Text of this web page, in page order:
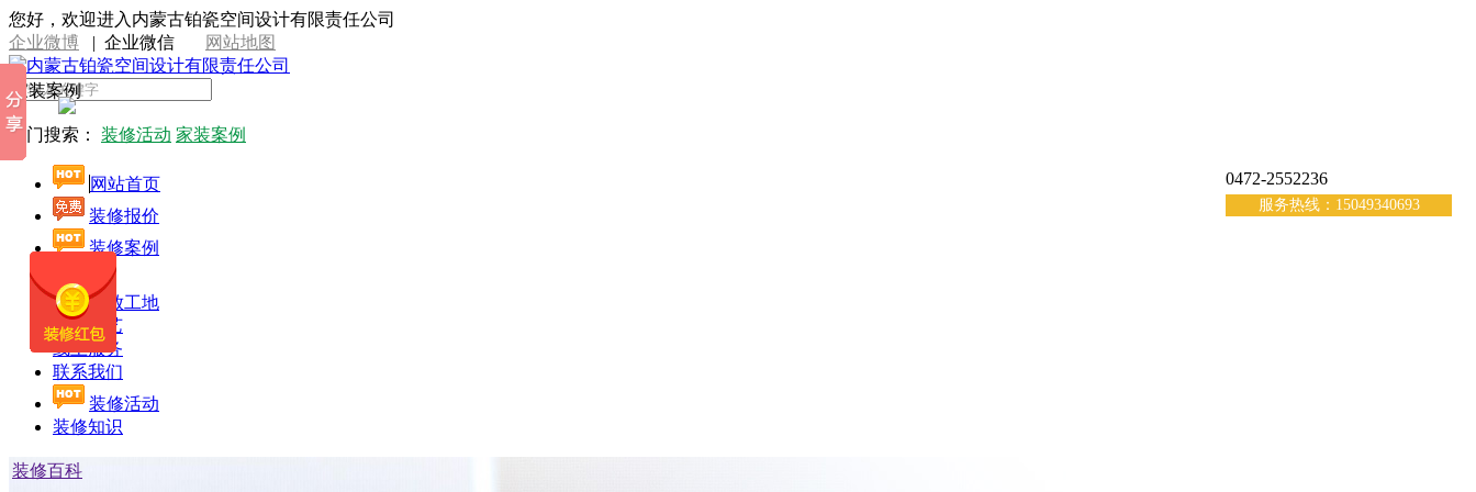
您好，欢迎进入内蒙古铂瓷空间设计有限责任公司
企业微博 | 企业微信 网站地图
家装案例
热门搜索： 装修活动 家装案例
0472-2552236
服务热线：15049340693
网站首页
装修报价
装修案例
开放工地
施工工艺
线上服务
联系我们
装修活动
装修知识
装修百科